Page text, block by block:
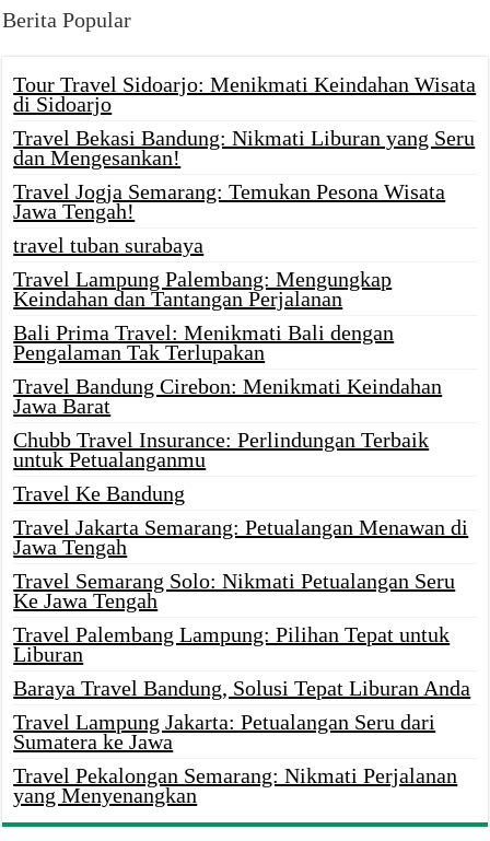
Berita Popular
Tour Travel Sidoarjo: Menikmati Keindahan Wisata
di Sidoarjo
Travel Bekasi Bandung: Nikmati Liburan yang Seru
dan Mengesankan!
Travel Jogja Semarang: Temukan Pesona Wisata
Jawa Tengah!
travel tuban surabaya
Travel Lampung Palembang: Mengungkap
Keindahan dan Tantangan Perjalanan
Bali Prima Travel: Menikmati Bali dengan
Pengalaman Tak Terlupakan
Travel Bandung Cirebon: Menikmati Keindahan
Jawa Barat
Chubb Travel Insurance: Perlindungan Terbaik
untuk Petualanganmu
Travel Ke Bandung
Travel Jakarta Semarang: Petualangan Menawan di
Jawa Tengah
Travel Semarang Solo: Nikmati Petualangan Seru
Ke Jawa Tengah
Travel Palembang Lampung: Pilihan Tepat untuk
Liburan
Baraya Travel Bandung, Solusi Tepat Liburan Anda
Travel Lampung Jakarta: Petualangan Seru dari
Sumatera ke Jawa
Travel Pekalongan Semarang: Nikmati Perjalanan
yang Menyenangkan